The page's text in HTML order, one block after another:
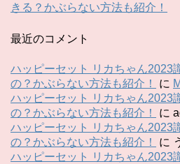
きる？かぶらない方法も紹介！
最近のコメント
ハッピーセット リカちゃん2023
の？かぶらない方法も紹介！
に
ハッピーセット リカちゃん2023
の？かぶらない方法も紹介！
に
ハッピーセット リカちゃん2023
の？かぶらない方法も紹介！
に
ハッピーセット リカちゃん2023